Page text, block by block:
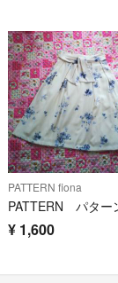
PATTERN fiona
¥ 1,600